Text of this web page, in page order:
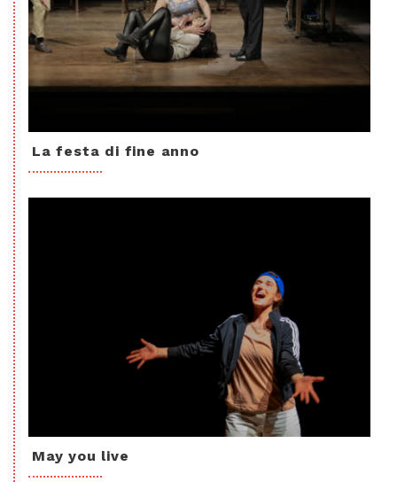
La festa di fine anno
May you live